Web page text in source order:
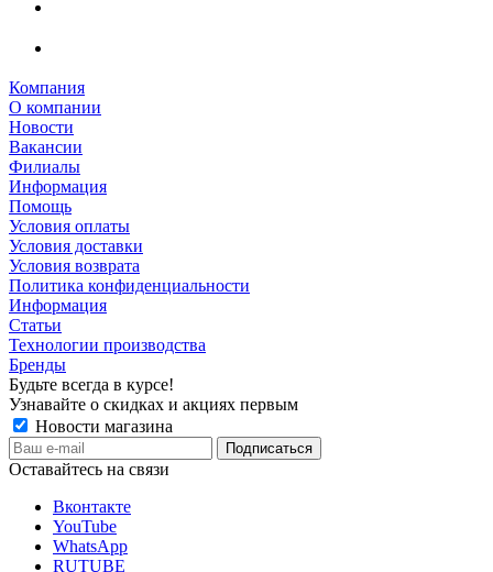
Компания
О компании
Новости
Вакансии
Филиалы
Информация
Помощь
Условия оплаты
Условия доставки
Условия возврата
Политика конфиденциальности
Информация
Статьи
Технологии производства
Бренды
Будьте всегда в курсе!
Узнавайте о скидках и акциях первым
Новости магазина
Оставайтесь на связи
Вконтакте
YouTube
WhatsApp
RUTUBE